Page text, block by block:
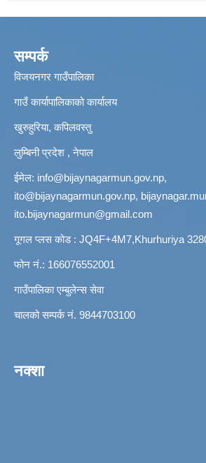
सम्पर्क
विजयनगर गाउँपालिका
गाउँ कार्यापालिकाको कार्यालय
खुरुहुरिया, कपिलवस्तु
लुम्बिनी प्रदेश , नेपाल
ईमेल: info@bijaynagarmun.gov.np,
ito@bijaynagarmun.gov.np,
ito.bijaynagarmun@gmail.com
गूगल प्लस कोड : JQ4F+4M7,Khurhuriya
फोन नं.: 166076552001
गाउँपालिका एम्बुलेन्स सेवा
चालको सम्पर्क नं. 9844703100
नक्शा